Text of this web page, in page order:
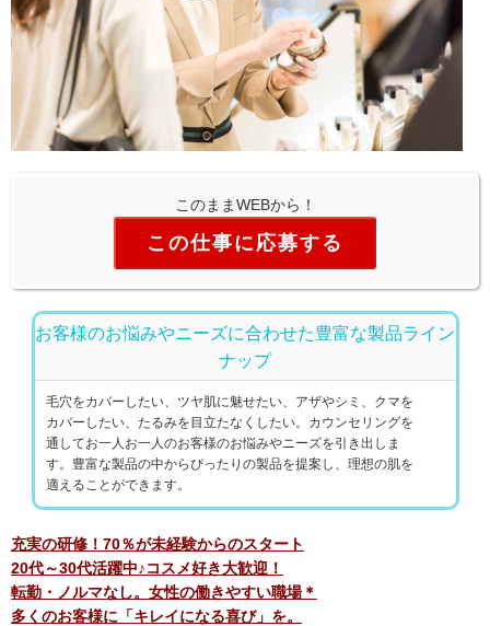
このままWEBから！
この仕事に応募する
お客様のお悩みやニーズに合わせた豊富な製品ライン
ナップ
毛穴をカバーしたい、ツヤ肌に魅せたい、アザやシミ、クマを
カバーしたい、たるみを目立たなくしたい。カウンセリングを
通してお一人お一人のお客様のお悩みやニーズを引き出しま
す。豊富な製品の中からぴったりの製品を提案し、理想の肌を
適えることができます。
充実の研修！70％が未経験からのスタート
20代～30代活躍中♪コスメ好き大歓迎！
転勤・ノルマなし。女性の働きやすい職場＊
多くのお客様に「キレイになる喜び」を。